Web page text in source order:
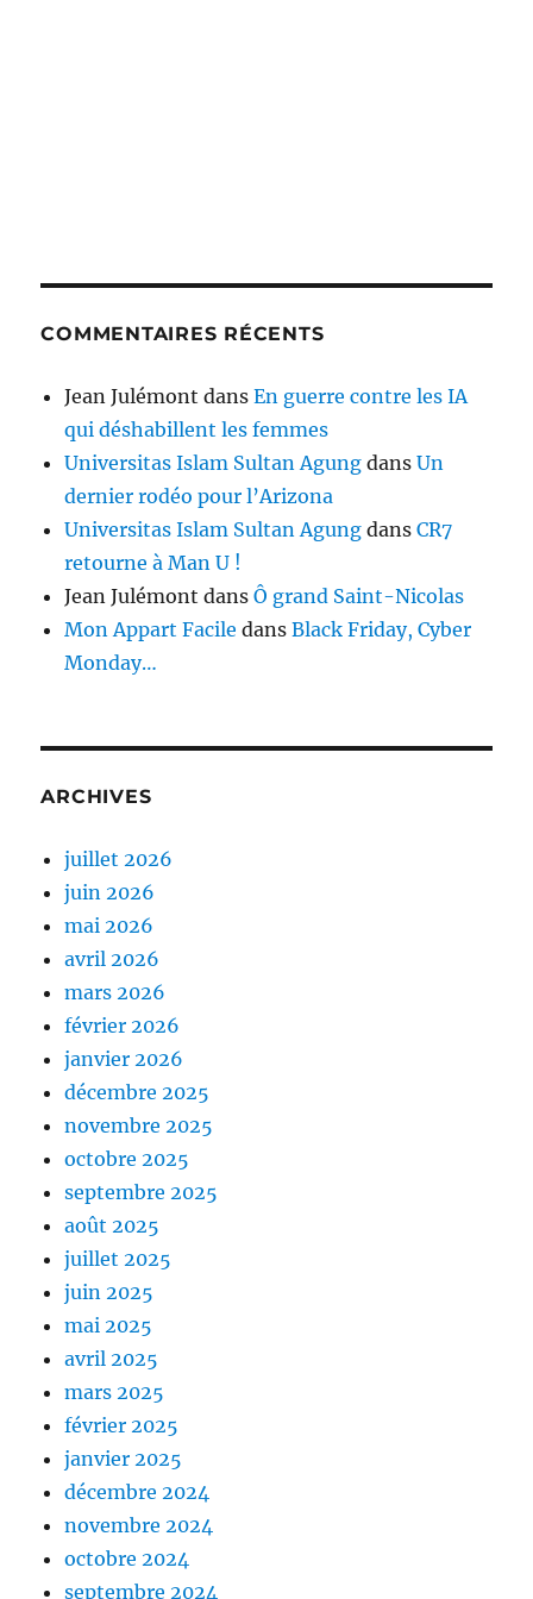
COMMENTAIRES RÉCENTS
Jean Julémont dansEn guerre contre les IA
qui déshabillent les femmes
Universitas Islam Sultan Agung dansUn
dernier rodéo pour l’Arizona
Universitas Islam Sultan Agung dansCR7
retourne à Man U !
Jean Julémont dansÔ grand Saint-Nicolas
Mon Appart Facile dansBlack Friday, Cyber
Monday…
ARCHIVES
juillet 2026
juin 2026
mai 2026
avril 2026
mars 2026
février 2026
janvier 2026
décembre 2025
novembre 2025
octobre 2025
septembre 2025
août 2025
juillet 2025
juin 2025
mai 2025
avril 2025
mars 2025
février 2025
janvier 2025
décembre 2024
novembre 2024
octobre 2024
septembre 2024